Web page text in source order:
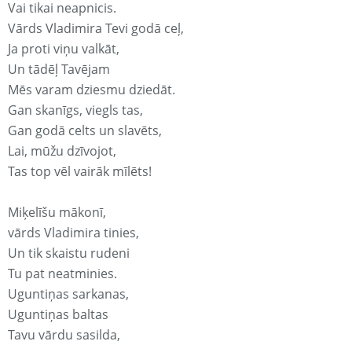
Vai tikai neapnicis.
Vārds Vladimira Tevi godā ceļ,
Ja proti viņu valkāt,
Un tādēļ Tavējam
Mēs varam dziesmu dziedāt.
Gan skanīgs, viegls tas,
Gan godā celts un slavēts,
Lai, mūžu dzīvojot,
Tas top vēl vairāk mīlēts!
Miķelīšu mākonī,
vārds Vladimira tinies,
Un tik skaistu rudeni
Tu pat neatminies.
Uguntiņas sarkanas,
Uguntiņas baltas
Tavu vārdu sasilda,